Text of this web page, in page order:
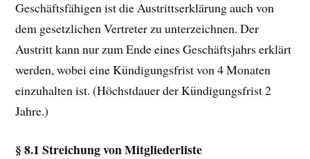
Geschäftsfähigen ist die Austrittserklärung auch von
dem gesetzlichen Vertreter zu unterzeichnen. Der
Austritt kann nur zum Ende eines Geschäftsjahrs erklärt
werden, wobei eine Kündigungsfrist von 4 Monaten
einzuhalten ist. (Höchstdauer der Kündigungsfrist 2
Jahre.)
§ 8.1 Streichung von Mitgliederliste